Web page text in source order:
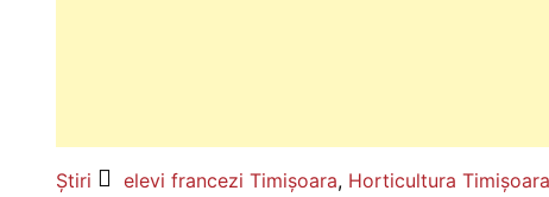
Știri elevi francezi Timișoara, Horticultura Timișoara